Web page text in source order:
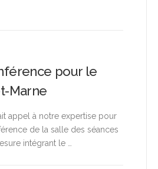
pour le
Marne
appel à notre expertise pour
de la salle des séances
intégrant le …